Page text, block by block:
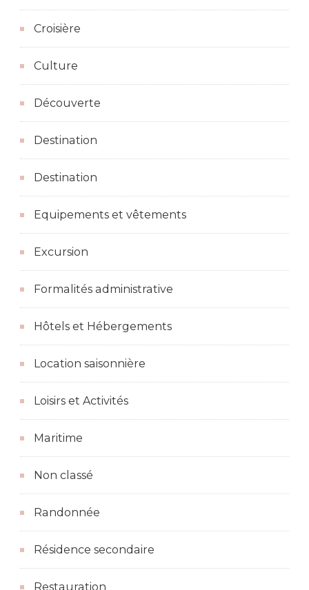
Croisière
Culture
Découverte
Destination
Destination
Equipements et vêtements
Excursion
Formalités administrative
Hôtels et Hébergements
Location saisonnière
Loisirs et Activités
Maritime
Non classé
Randonnée
Résidence secondaire
Restauration